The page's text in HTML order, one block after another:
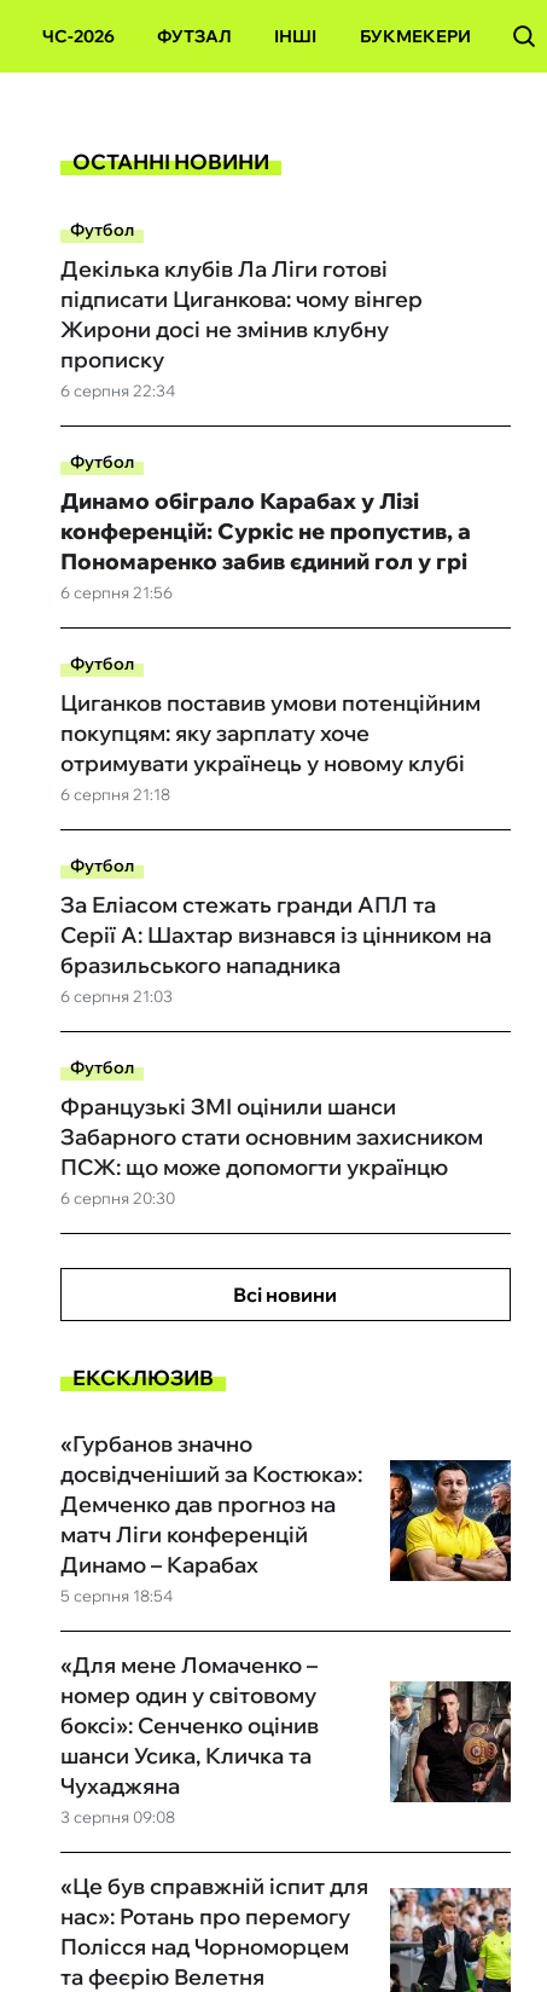
ЧС-2026 ФУТЗАЛ ІНШІ БУКМЕКЕРИ
ОСТАННІ НОВИНИ
Футбол
6 серпня 22:34
Декілька клубів Ла Ліги готові
підписати Циганкова: чому вінгер
Жирони досі не змінив клубну
прописку
Футбол
6 серпня 21:56
Динамо обіграло Карабах у Лізі
конференцій: Суркіс не пропустив, а
Пономаренко забив єдиний гол у грі
Футбол
6 серпня 21:18
Циганков поставив умови потенційним
покупцям: яку зарплату хоче
отримувати українець у новому клубі
Футбол
6 серпня 21:03
За Еліасом стежать гранди АПЛ та
Серії А: Шахтар визнався із цінником на
бразильського нападника
Футбол
6 серпня 20:30
Французькі ЗМІ оцінили шанси
Забарного стати основним захисником
ПСЖ: що може допомогти українцю
Всі новини
ЕКСКЛЮЗИВ
5 серпня 18:54
«Гурбанов значно
досвідченіший за Костюка»:
Демченко дав прогноз на
матч Ліги конференцій
Динамо – Карабах
3 серпня 09:08
«Для мене Ломаченко –
номер один у світовому
боксі»: Сенченко оцінив
шанси Усика, Кличка та
Чухаджяна
«Це був справжній іспит для
нас»: Ротань про перемогу
Полісся над Чорноморцем
та феєрію Велетня